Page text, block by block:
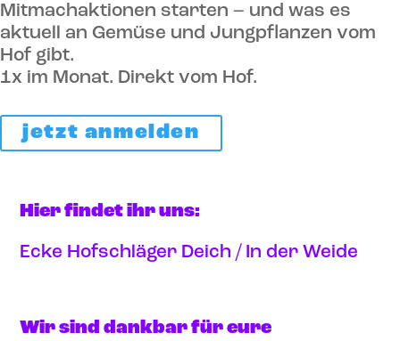
Mitmachaktionen starten – und was es
aktuell an Gemüse und Jungpflanzen vom
Hof gibt.
1x im Monat. Direkt vom Hof.
jetzt anmelden
Hier findet ihr uns:
Ecke Hofschläger Deich / In der Weide
Wir sind dankbar für eure